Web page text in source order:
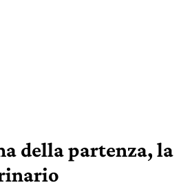
della partenza, la